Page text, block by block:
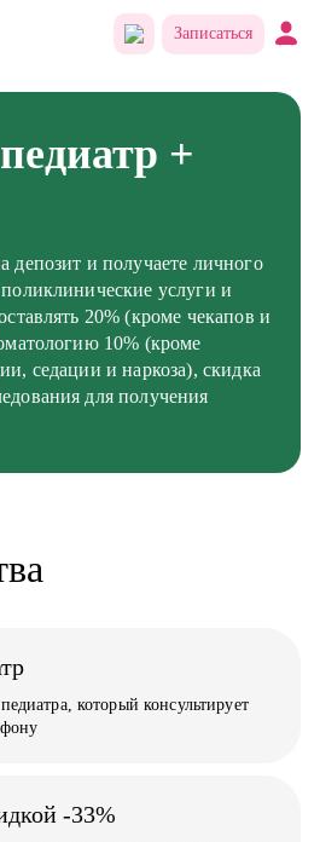
Записаться
+
депозит и получаете личного
услуги и
20% (кроме чекапов и
10% (кроме
седации и наркоза), скидка
для получения
который консультирует
-33%